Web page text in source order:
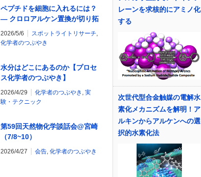
ペプチドを細胞に入れるには？
― クロロアルケン置換が切り拓
く膜透過性の新戦略 ―
2026/5/6 スポットライトリサーチ,
化学者のつぶやき
水分はどこにあるのか【プロセ
ス化学者のつぶやき】
2026/4/29 化学者のつぶやき , 実
験・テクニック
第59回天然物化学談話会@宮崎
（7/8~10）
2026/4/27 会告, 化学者のつぶやき
レーンを求核的にアミノ化
する
次世代型合金触媒の電解水
素化メカニズムを解明！ア
ルキンからアルケンへの選
択的水素化法